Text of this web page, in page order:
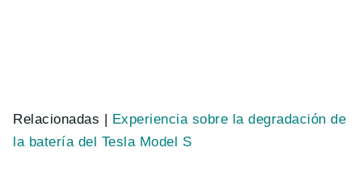
Relacionadas | Experiencia sobre la degradación de
la batería del Tesla Model S